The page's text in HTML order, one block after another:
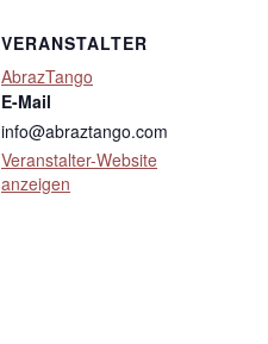
VERANSTALTER
AbrazTango
E-Mail
info@abraztango.com
Veranstalter-Website
anzeigen